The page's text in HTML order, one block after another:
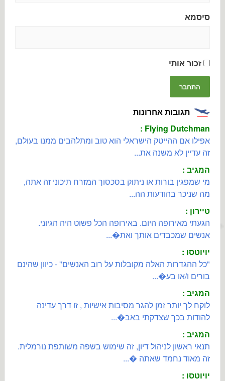
סיסמא
זכור אותי
תגובות אחרונות
Flying Dutchman :
אפילו אם ההייטק הישראלי הוא טוב ומתלהבים ממנו בעולם,
זה עדיין לא משנה את...
המגיב :
מי שמפגין בורות או ניתוק בסכסוך המזרח תיכוני זה אתה,
מה שניכר בהודעות הה...
טיירון :
הגעתי מאירופה היום. באירופה הכל פשוט היה הגיוני.
אנשים שמכבדים אותך ואת�...
יויוטסו :
"כל ההגדרות האלה מקובלות על רוב האנשים" - כיוון שהינם
בורים ו/או בע�...
המגיב :
לוקח לך יותר זמן להגר מסיבות אישיות , זו דרך עדינה
להודות בכך שצדקתי באב�...
המגיב :
תנאי ראשון לניהול דיון, זה שימוש בשפה משותפת נורמלית.
זה מאוד נחמד שאתה �...
יויוטסו :